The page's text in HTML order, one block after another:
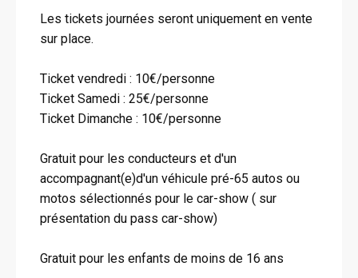
Les tickets journées seront uniquement en vente
sur place.
Ticket vendredi : 10€/personne
Ticket Samedi : 25€/personne
Ticket Dimanche : 10€/personne
Gratuit pour les conducteurs et d'un
accompagnant(e)d'un véhicule pré-65 autos ou
motos sélectionnés pour le car-show ( sur
présentation du pass car-show)
Gratuit pour les enfants de moins de 16 ans